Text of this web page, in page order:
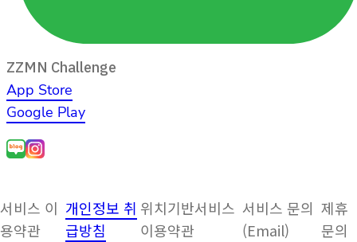
ZZMN Challenge
App Store
Google Play
서비스 이
용약관
개인정보 취
급방침
위치기반서비스
이용약관
서비스 문의
(Email)
제휴
문의